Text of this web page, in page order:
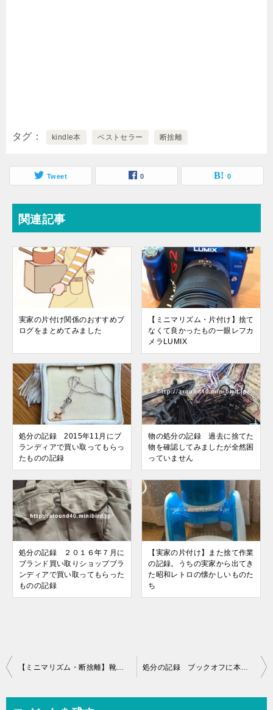
タグ kindle本 ベストセラー 断捨離
Tweet 0 0
関連記事
実家の片付け関係のおすすめブ
ログをまとめてみました
【ミニマリズム・片付け】捨て
なくて良かったもの一眼レフカ
メラLUMIX
処分の記録 2015年11月にブ
ランディアで買い取ってもらっ
たものの記録
物の処分の記録 過去に捨てた
物を確認してみましたが全然困
っていません
処分の記録 ２０１６年７月に
ブランド買い取りショップブラ
ンディアで買い取ってもらった
ものの記録
【実家の片付け】また捨て作業
の記録。うちの実家から出てき
た昭和レトロの懐かしいものた
ち
投
【ミニマリズム・断捨離】靴が合わない悩みを解決 シューフィッター新宿の神戸屋さんに足を診断してもらう 処分の記録 ブックオフに本を売りにいってきました